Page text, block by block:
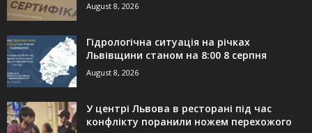
August 8, 2026
Гідрологічна ситуація на річках
Львівщини станом на 8:00 8 серпня
August 8, 2026
У центрі Львова в ресторані під час
конфлікту поранили ножем перехожого